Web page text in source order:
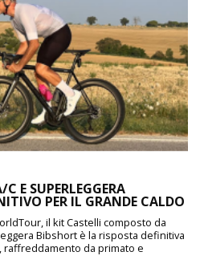
E SUPERLEGGERA
PER IL GRANDE CALDO
il kit Castelli composto da
Bibshort è la risposta definitiva
raffreddamento da primato e